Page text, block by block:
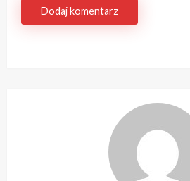
Dodaj komentarz